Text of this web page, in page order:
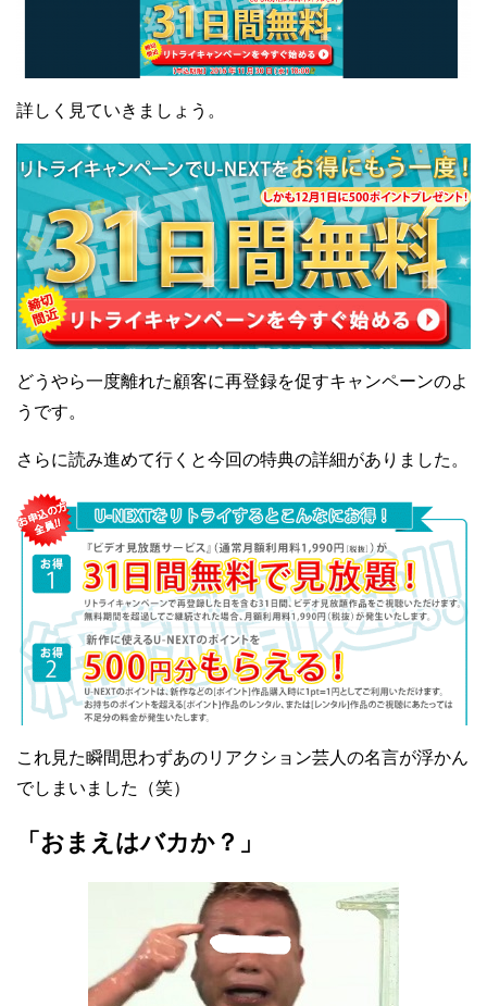
詳しく見ていきましょう。
どうやら一度離れた顧客に再登録を促すキャンペーンのよ
うです。
さらに読み進めて行くと今回の特典の詳細がありました。
これ見た瞬間思わずあのリアクション芸人の名言が浮かん
でしまいました（笑）
「おまえはバカか？」